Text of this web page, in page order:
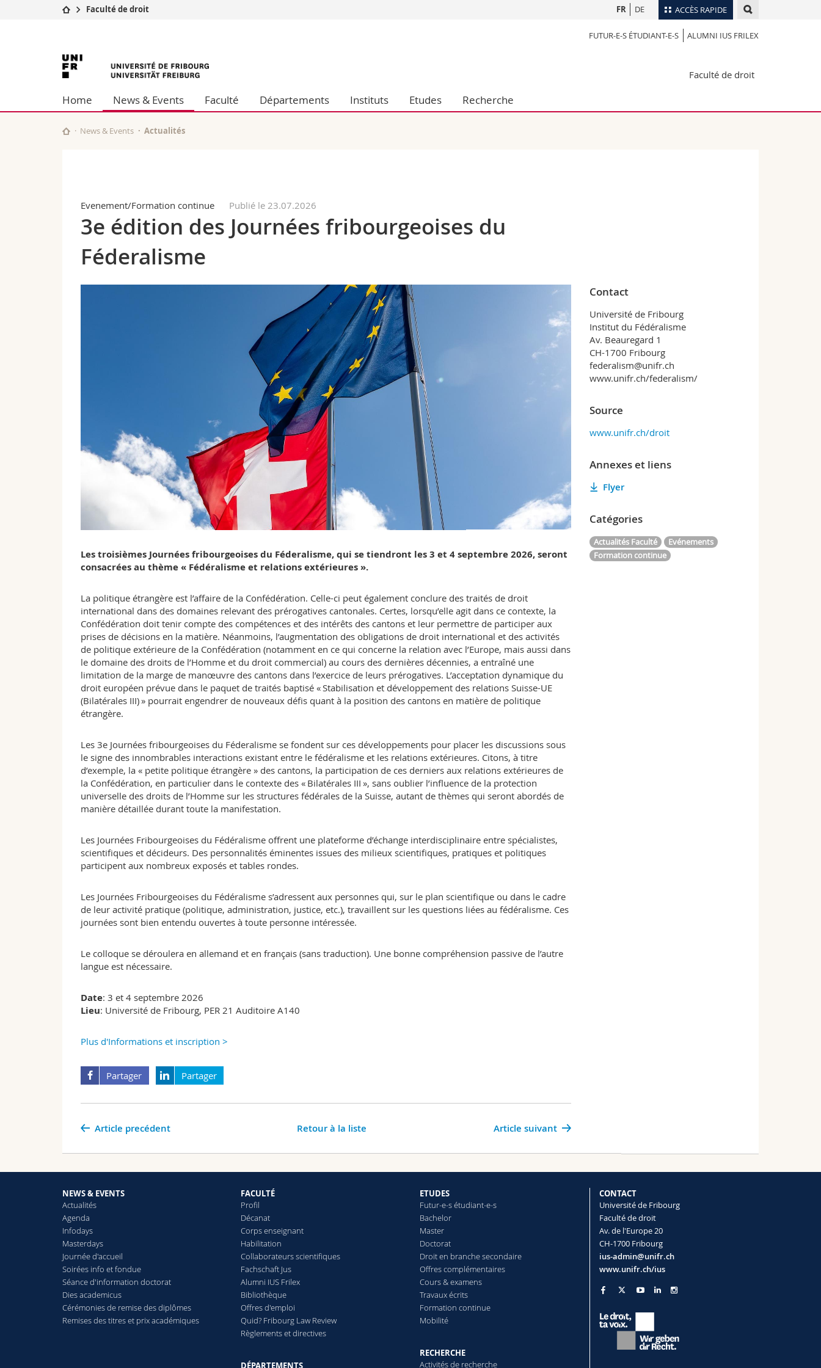
ACCÈS RAPIDE
Etudes
Campus
Université
Formation continue
Lettres et sciences humaines
Sciences de l'éducation et de la formation
Chercheurs
Collaborateurs
Annuaire du personnel
Programme des cours
FR DE
Faculté de droit
FUTUR-E-S ÉTUDIANT-E-S ALUMNI IUS FRILEX
Université
de
Fribourg
Faculté de droit
Home News & Events Faculté Départements Instituts Etudes Recherche
News & Events Actualités
Evenement/Formation continue Publié le 23.07.2026
3e édition des Journées fribourgeoises du
Féderalisme
Les troisièmes Journées fribourgeoises du Féderalisme, qui se tiendront les 3 et 4 septembre 2026, seront
consacrées au thème « Fédéralisme et relations extérieures ».
La politique étrangère est l’affaire de la Confédération. Celle-ci peut également conclure des traités de droit
international dans des domaines relevant des prérogatives cantonales. Certes, lorsqu’elle agit dans ce contexte, la
Confédération doit tenir compte des compétences et des intérêts des cantons et leur permettre de participer aux
prises de décisions en la matière. Néanmoins, l’augmentation des obligations de droit international et des activités
de politique extérieure de la Confédération (notamment en ce qui concerne la relation avec l’Europe, mais aussi dans
le domaine des droits de l’Homme et du droit commercial) au cours des dernières décennies, a entraîné une
limitation de la marge de manœuvre des cantons dans l’exercice de leurs prérogatives. L’acceptation dynamique du
droit européen prévue dans le paquet de traités baptisé « Stabilisation et développement des relations Suisse-UE
(Bilatérales III) » pourrait engendrer de nouveaux défis quant à la position des cantons en matière de politique
étrangère.
Les 3e Journées fribourgeoises du Féderalisme se fondent sur ces développements pour placer les discussions sous
le signe des innombrables interactions existant entre le fédéralisme et les relations extérieures. Citons, à titre
d’exemple, la « petite politique étrangère » des cantons, la participation de ces derniers aux relations extérieures de
la Confédération, en particulier dans le contexte des « Bilatérales III », sans oublier l’influence de la protection
universelle des droits de l’Homme sur les structures fédérales de la Suisse, autant de thèmes qui seront abordés de
manière détaillée durant toute la manifestation.
Les Journées Fribourgeoises du Fédéralisme offrent une plateforme d’échange interdisciplinaire entre spécialistes,
scientifiques et décideurs. Des personnalités éminentes issues des milieux scientifiques, pratiques et politiques
participent aux nombreux exposés et tables rondes.
Les Journées Fribourgeoises du Fédéralisme s’adressent aux personnes qui, sur le plan scientifique ou dans le cadre
de leur activité pratique (politique, administration, justice, etc.), travaillent sur les questions liées au fédéralisme. Ces
journées sont bien entendu ouvertes à toute personne intéressée.
Le colloque se déroulera en allemand et en français (sans traduction). Une bonne compréhension passive de l’autre
langue est nécessaire.
Date: 3 et 4 septembre 2026
Lieu: Université de Fribourg, PER 21 Auditoire A140
Plus d'Informations et inscription >
Partager Partager
Article suivant
Article precédent Retour à la liste
Contact
Université de Fribourg
Institut du Fédéralisme
Av. Beauregard 1
CH-1700 Fribourg
federalism@unifr.ch
www.unifr.ch/federalism/
Source
www.unifr.ch/droit
Annexes et liens
Flyer
Catégories
Actualités Faculté
Evénements
Formation continue
NEWS & EVENTS
Actualités
Agenda
Infodays
Masterdays
Journée d'accueil
Soirées info et fondue
Séance d'information doctorat
Dies academicus
Cérémonies de remise des diplômes
Remises des titres et prix académiques
FACULTÉ
Profil
Décanat
Corps enseignant
Habilitation
Collaborateurs scientifiques
Fachschaft Jus
Alumni IUS Frilex
Bibliothèque
Offres d'emploi
Quid? Fribourg Law Review
Règlements et directives
DÉPARTEMENTS
ETUDES
Futur-e-s étudiant-e-s
Bachelor
Master
Doctorat
Droit en branche secondaire
Offres complémentaires
Cours & examens
Travaux écrits
Formation continue
Mobilité
RECHERCHE
Activités de recherche
CONTACT
Université de Fribourg
Faculté de droit
Av. de l'Europe 20
CH-1700 Fribourg
ius-admin@unifr.ch
www.unifr.ch/ius